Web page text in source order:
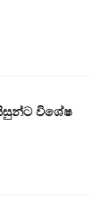
විශේෂ